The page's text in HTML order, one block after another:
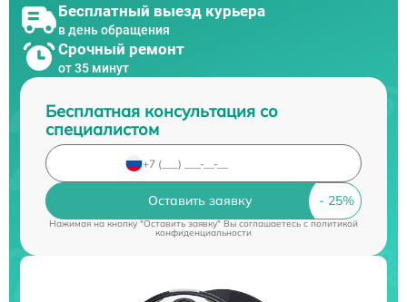
Бесплатный выезд курьера
в день обращения
Срочный ремонт
от 35 минут
Бесплатная консультация со
специалистом
Оставить заявку
Нажимая на кнопку "Оставить заявку" Вы соглашаетесь cполитикой
конфиденциальности